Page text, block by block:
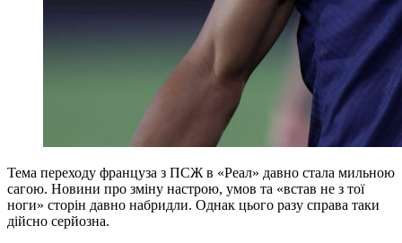
Тема переходу француза з ПСЖ в «Реал» давно стала мильною
сагою. Новини про зміну настрою, умов та «встав не з тої
ноги» сторін давно набридли. Однак цього разу справа таки
дійсно серйозна.